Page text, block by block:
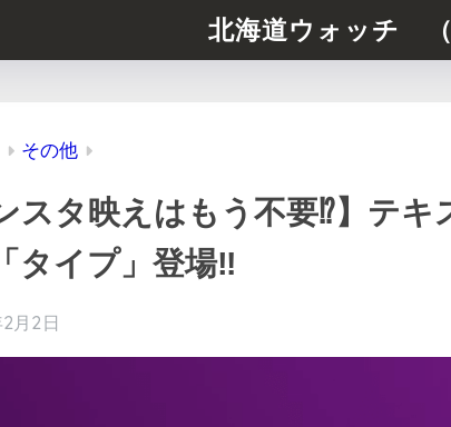
北海道ウォッチ （
その他
スタ映えはもう不要⁉︎】テ
タイプ」登場‼︎
月2日